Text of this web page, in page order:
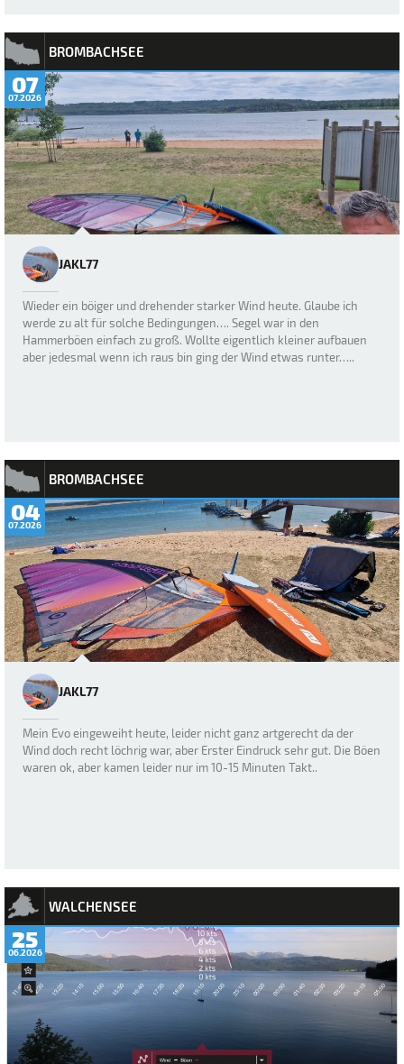
BROMBACHSEE
07
07.2026
JAKL77
Wieder ein böiger und drehender starker Wind heute. Glaube ich
werde zu alt für solche Bedingungen…. Segel war in den
Hammerböen einfach zu groß. Wollte eigentlich kleiner aufbauen
aber jedesmal wenn ich raus bin ging der Wind etwas runter…..
BROMBACHSEE
04
07.2026
JAKL77
Mein Evo eingeweiht heute, leider nicht ganz artgerecht da der
Wind doch recht löchrig war, aber Erster Eindruck sehr gut. Die Böen
waren ok, aber kamen leider nur im 10-15 Minuten Takt..
WALCHENSEE
25
06.2026